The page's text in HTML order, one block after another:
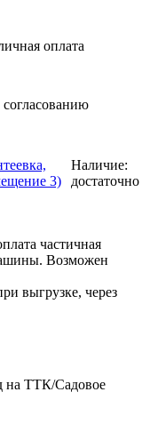
оплата
3)
Наличие:
достаточно
частичная
Возможен
выгрузке, через
на ТТК/Садовое